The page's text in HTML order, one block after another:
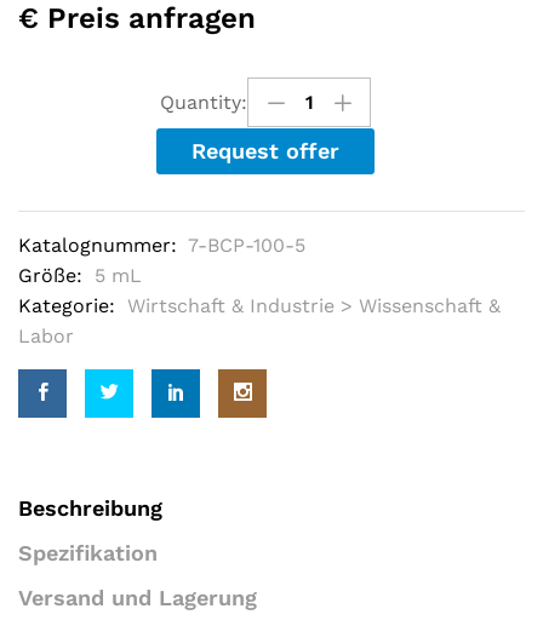
t
o
u
t
o
f
5
a
e
n
s
t
o
m
s
€ Preis anfragen
Quantity:
Request offer
Katalognummer: 7-BCP-100-5
Größe:
5 mL
Kategorie:
Wirtschaft & Industrie > Wissenschaft &
Labor
Beschreibung
Spezifikation
Versand und Lagerung